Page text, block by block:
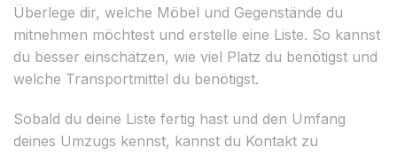
Überlege dir, welche Möbel und Gegenstände du
mitnehmen möchtest und erstelle eine Liste. So kannst
du besser einschätzen, wie viel Platz du benötigst und
welche Transportmittel du benötigst.
Sobald du deine Liste fertig hast und den Umfang
deines Umzugs kennst, kannst du Kontakt zu